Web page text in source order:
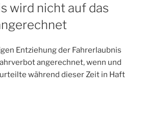
wird nicht auf das
Entziehung der Fahrerlaubnis
angerechnet, wenn und
während dieser Zeit in Haft